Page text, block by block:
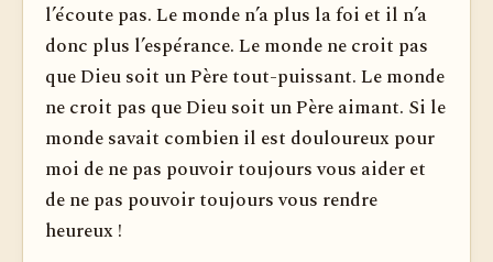
l’écoute pas. Le monde n’a plus la foi et il n’a
donc plus l’espérance. Le monde ne croit pas
que Dieu soit un Père tout-puissant. Le monde
ne croit pas que Dieu soit un Père aimant. Si le
monde savait combien il est douloureux pour
moi de ne pas pouvoir toujours vous aider et
de ne pas pouvoir toujours vous rendre
heureux !